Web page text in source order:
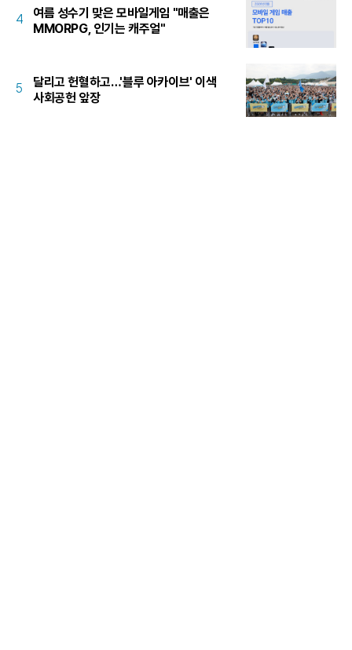
4
여름 성수기 맞은 모바일게임 "매출은
MMORPG, 인기는 캐주얼"
5
달리고 헌혈하고…'블루 아카이브' 이색
사회공헌 앞장